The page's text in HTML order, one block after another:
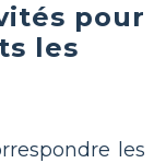
pour
les
les